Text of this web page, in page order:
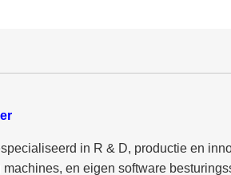
in R & D, productie en
en eigen software